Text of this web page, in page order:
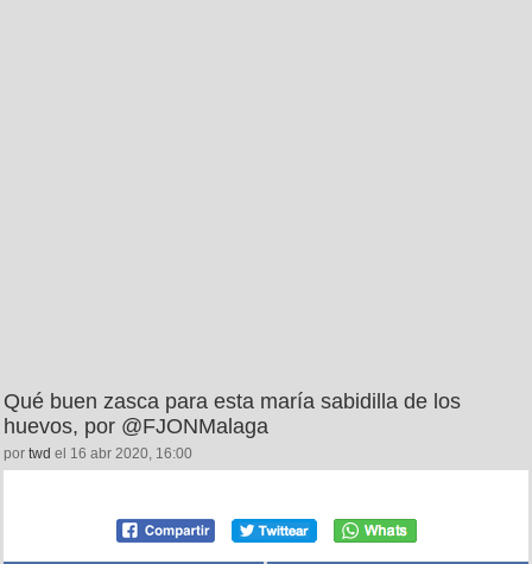
Qué buen zasca para esta maría sabidilla de los
huevos, por @FJONMalaga
por twd el 16 abr 2020, 16:00